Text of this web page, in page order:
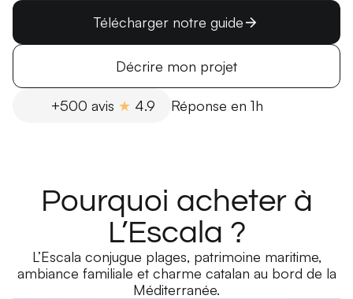
Télécharger notre guide
Décrire mon projet
+500 avis ★ 4.9 Réponse en 1h
Pourquoi acheter à
L’Escala ?
L’Escala conjugue plages, patrimoine maritime,
ambiance familiale et charme catalan au bord de la
Méditerranée.